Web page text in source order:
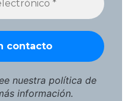
nuestra política de
información.